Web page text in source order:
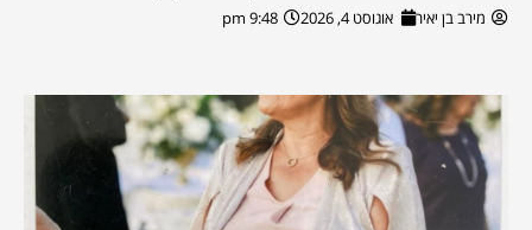
מירב בן יאיר אוגוסט 4, 2026 9:48 pm